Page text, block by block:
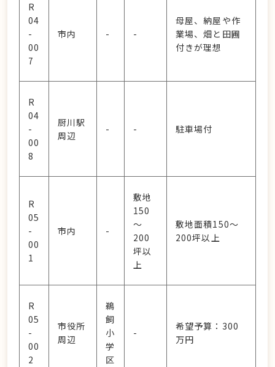
R
04
-
00
7
市内 - -
母屋、納屋や作
業場、畑と田圃
付きが理想
R
04
-
00
8
厨川駅
周辺
- - 駐車場付
R
05
-
00
1
市内 -
敷地
150
～
200
坪以
上
敷地面積150～
200坪以上
R
05
-
00
2
市役所
周辺
鵜
飼
小
学
区
-
希望予算：300
万円